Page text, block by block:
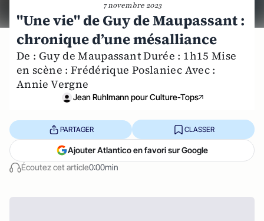
7 novembre 2023
"Une vie" de Guy de Maupassant :
chronique d’une mésalliance
De : Guy de Maupassant Durée : 1h15 Mise
en scène : Frédérique Poslaniec Avec :
Annie Vergne
Jean Ruhlmann pour Culture-Tops
Écoutez cet article0:00min
PARTAGER CLASSER
Ajouter Atlantico en favori sur Google